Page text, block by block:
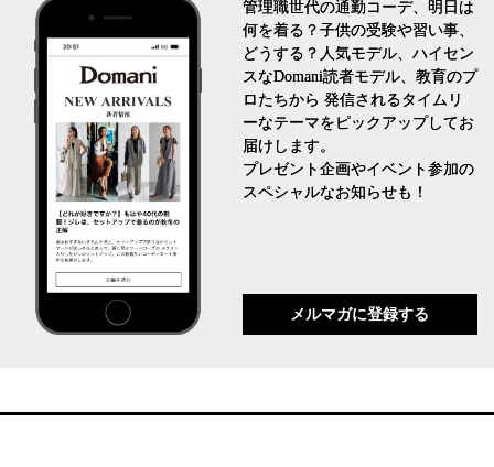
管理職世代の通勤コーデ、明日は
何を着る？子供の受験や習い事、
どうする？人気モデル、ハイセン
スなDomani読者モデル、教育のプ
ロたちから 発信されるタイムリ
ーなテーマをピックアップしてお
届けします。
プレゼント企画やイベント参加の
スペシャルなお知らせも！
メルマガに登録する